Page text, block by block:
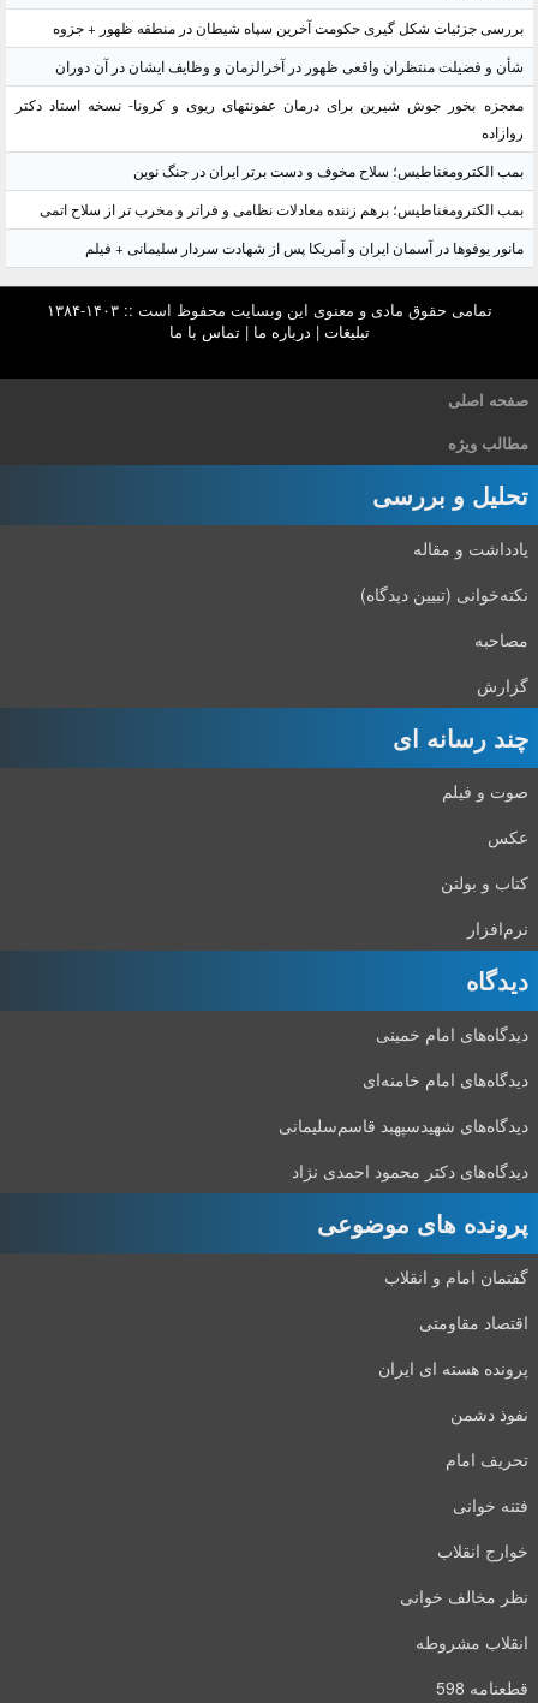
بررسی جزئیات شکل گیری حکومت آخرین سپاه شیطان در منطقه ظهور + جزوه
شأن و فضیلت منتظران واقعی ظهور در آخرالزمان و وظایف ایشان در آن دوران
معجزه بخور جوش شیرین برای درمان عفونتهای ریوی و کرونا- نسخه استاد دکتر
روازاده
بمب الکترومغناطیس؛ سلاح مخوف و دست برتر ایران در جنگ نوین
بمب الکترومغناطیس؛ برهم زننده معادلات نظامی و فراتر و مخرب تر از سلاح اتمی
مانور یوفوها در آسمان ایران و آمریکا پس از شهادت سردار سلیمانی + فیلم
تمامی حقوق مادی و معنوی این وبسایت محفوظ است :: ۱۴۰۳-۱۳۸۴
تبلیغات | درباره ما |تماس با ما
صفحه اصلی
مطالب ویژه
تحلیل و بررسی
یادداشت و مقاله
نکته‌خوانی (تبیین دیدگاه)
مصاحبه
گزارش
چند رسانه ای
صوت و فیلم
عکس
کتاب و بولتن
نرم‌افزار
دیدگاه‌
دیدگاه‌های امام خمینی
دیدگاه‌های امام خامنه‌ای
دیدگاه‌های شهید‌سپهبد قاسم‌سلیمانی
دیدگاه‌های دکتر محمود احمدی نژاد
پرونده های موضوعی
گفتمان امام و انقلاب
اقتصاد مقاومتی
پرونده هسته ای ایران
نفوذ دشمن
تحریف امام
فتنه خوانی
خوارج انقلاب
نظر مخالف خوانی
انقلاب مشروطه
قطعنامه 598